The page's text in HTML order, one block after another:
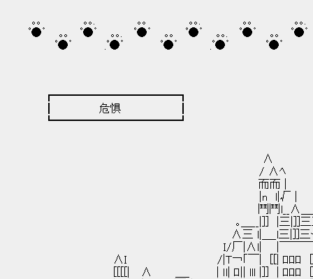
｡｡ ｡｡. ｡｡ ｡｡. ｡｡ ｡
ﾟ●゜ ｡｡ ﾟ●゜ ｡｡. ﾟ●゜ ｡｡ ﾟ●゜ ｡｡. ﾟ●゜ ｡｡ ﾟ●
ﾟ●゜ .ﾟ●゜ ﾟ●゜ .ﾟ●゜ ﾟ●゜ .ﾟ
┏━━━━━━━━━━━┓
┃ 危惧 ┃
┗━━━━━━━━━━━┛
∧
/ ∧ﾍ ） フラーーー
而而 |
|n l|√ |
鬥鬥l__∧＿
｡＿__|]] |三|]]三三/
∧三 l|＿_l三|]]三ｰ/：
I/厂|∧l| |￣￣￣丁二
∧I /|T￢｢￣| [[| ﾛﾛﾛ [[| 凶
[[[[| ∧ ＿_ | ｌl| ﾛ|| lll |]] | ﾛﾛﾛ [[| 凶